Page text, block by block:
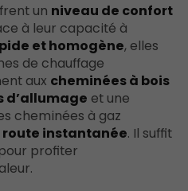
un niveau de confort
à leur capacité à
et homogène, elles
de chauffage
aux cheminées à bois
d’allumage et une
cheminées à gaz
route instantanée. Il suffit
pour profiter